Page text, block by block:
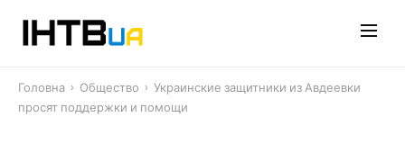
Головна › Общество › Украинские защитники из Авдеевки
просят поддержки и помощи